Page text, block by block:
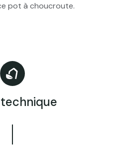
pot à choucroute.